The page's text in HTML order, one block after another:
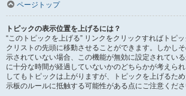
ページトップ
トピックの表示位置を上げるには？
“このトピックを上げる” リンクをクリックすればトピ
クリストの先頭に移動させることができます。しかし
示されていない場合、この機能が無効に設定されてい
に十分な時間が経過していないかのどちらかが考えら
してもトピックは上がりますが、トピックを上げるた
示板のルールに抵触する可能性がある点にご注意くださ